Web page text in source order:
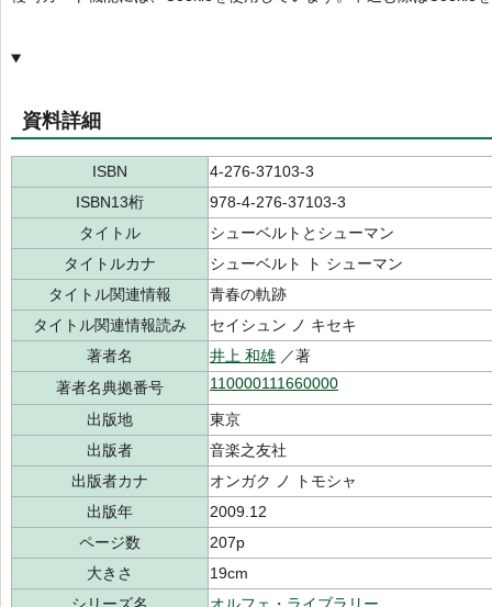
資料詳細
ISBN
4-276-37103-3
ISBN13桁
978-4-276-37103-3
タイトル
シューベルトとシューマン
タイトルカナ
シューベルト ト シューマン
タイトル関連情報
青春の軌跡
タイトル関連情報読み
セイシュン ノ キセキ
著者名
井上 和雄 ／著
著者名典拠番号
110000111660000
出版地
東京
出版者
音楽之友社
出版者カナ
オンガク ノ トモシャ
出版年
2009.12
ページ数
207p
大きさ
19cm